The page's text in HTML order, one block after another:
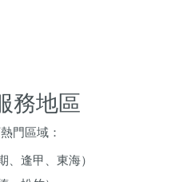
務地區
門區域：
、逢甲、東海）